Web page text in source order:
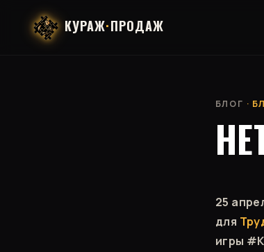
КУРАЖ·ПРОДАЖ
БЛОГ ·
25
для
игры